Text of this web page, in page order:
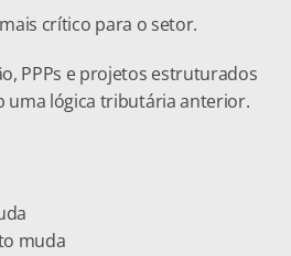
crítico para o setor.
PPPs e projetos estruturados
uma lógica tributária anterior.
muda